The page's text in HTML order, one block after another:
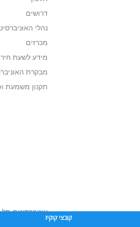
הקבלה למסלול עם עבודת גמר
עבודה סמינריונית בציון 90 ומעלה שתוגש במהלך השנה הראשונה ללימודים.
חובות התלמיד לתואר השני
סמינר מחלקתי (קולוקוויום):
מפגשי "הסמינר המחלקתי"
דרושים
נהלי
מכרזים
מידע לשעת
מבקרת
תקנון משמעת
אוניברסיטת
שנעשה בתכנים
קובצי קוקיז